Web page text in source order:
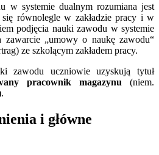
w systemie dualnym rozumiana jest
równolegle w zakładzie pracy i w
podjęcia nauki zawodu w systemie
„umowy o naukę zawodu“
ze szkolącym zakładem pracy.
zawodu uczniowie uzyskują tytuł
pracownik magazynu (niem.
i główne